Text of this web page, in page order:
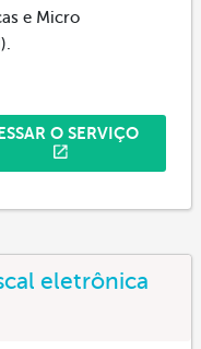
e Micro
O SERVIÇO
eletrônica